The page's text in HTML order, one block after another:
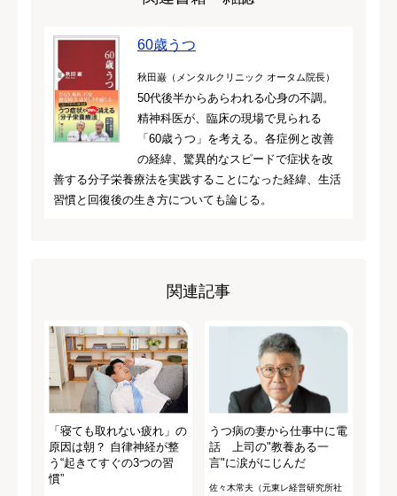
60歳うつ
秋田巌（メンタルクリニック オータム院長）
50代後半からあらわれる心身の不調。
精神科医が、臨床の現場で見られる
「60歳うつ」を考える。各症例と改善
の経緯、驚異的なスピードで症状を改
善する分子栄養療法を実践することになった経緯、生活
習慣と回復後の生き方についても論じる。
関連記事
「寝ても取れない疲れ」の
原因は朝？ 自律神経が整
う“起きてすぐの3つの習
慣”
うつ病の妻から仕事中に電
話 上司の"教養ある一
言"に涙がにじんだ
佐々木常夫（元東レ経営研究所社